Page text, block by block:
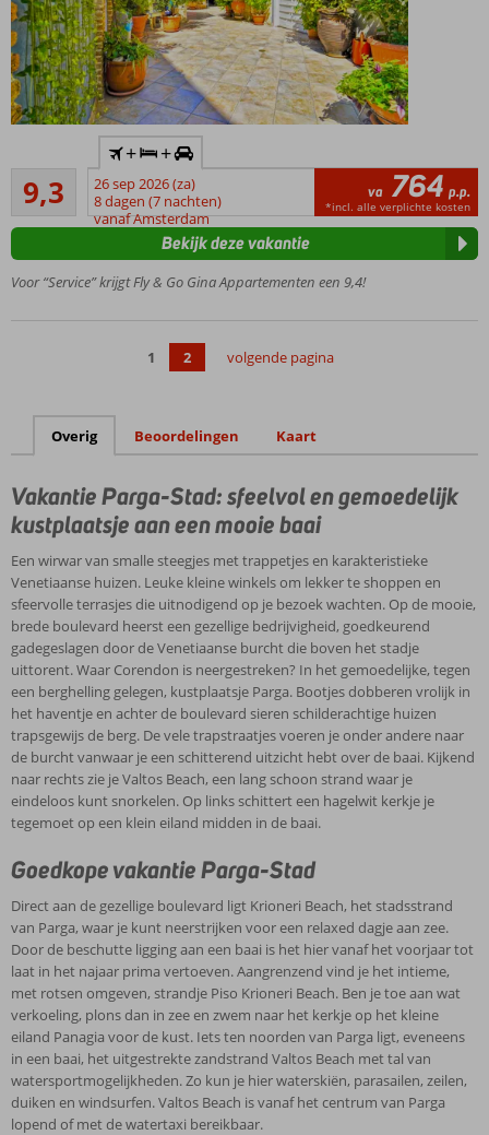
Kleinschalig
en knus
complex
Strand
op ca.
meter
restaurants,
bars en
Gastvrije en
vriendelijke
eigenaresse
Op
korte
afstand
van
Parga-
Stad
9,3
Uitstekend
205
beoordelingen
+ +
26 sep 2026 (za)
8 dagen (7 nachten)
vanaf Amsterdam
va 764 p.p.
*incl. alle verplichte kosten
Voor “Service” krijgt Fly & Go Gina Appartementen een 9,4!
Bekijk deze vakantie
1 2 volgende pagina
Overig Beoordelingen Kaart
Vakantie Parga-Stad: sfeelvol en gemoedelijk
kustplaatsje aan een mooie baai
Een wirwar van smalle steegjes met trappetjes en karakteristieke
Venetiaanse huizen. Leuke kleine winkels om lekker te shoppen en
sfeervolle terrasjes die uitnodigend op je bezoek wachten. Op de mooie,
brede boulevard heerst een gezellige bedrijvigheid, goedkeurend
gadegeslagen door de Venetiaanse burcht die boven het stadje
uittorent. Waar Corendon is neergestreken? In het gemoedelijke, tegen
een berghelling gelegen, kustplaatsje Parga. Bootjes dobberen vrolijk in
het haventje en achter de boulevard sieren schilderachtige huizen
trapsgewijs de berg. De vele trapstraatjes voeren je onder andere naar
de burcht vanwaar je een schitterend uitzicht hebt over de baai. Kijkend
naar rechts zie je Valtos Beach, een lang schoon strand waar je
eindeloos kunt snorkelen. Op links schittert een hagelwit kerkje je
tegemoet op een klein eiland midden in de baai.
Goedkope vakantie Parga-Stad
Direct aan de gezellige boulevard ligt Krioneri Beach, het stadsstrand
van Parga, waar je kunt neerstrijken voor een relaxed dagje aan zee.
Door de beschutte ligging aan een baai is het hier vanaf het voorjaar tot
laat in het najaar prima vertoeven. Aangrenzend vind je het intieme,
met rotsen omgeven, strandje Piso Krioneri Beach. Ben je toe aan wat
verkoeling, plons dan in zee en zwem naar het kerkje op het kleine
eiland Panagia voor de kust. Iets ten noorden van Parga ligt, eveneens
in een baai, het uitgestrekte zandstrand Valtos Beach met tal van
watersportmogelijkheden. Zo kun je hier waterskiën, parasailen, zeilen,
duiken en windsurfen. Valtos Beach is vanaf het centrum van Parga
lopend of met de watertaxi bereikbaar.